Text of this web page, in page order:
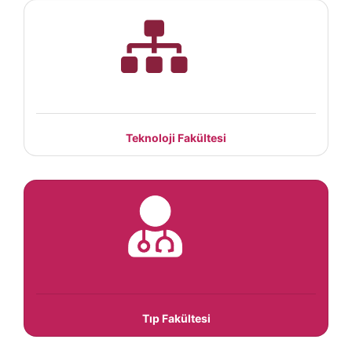
Teknoloji Fakültesi
Tıp Fakültesi